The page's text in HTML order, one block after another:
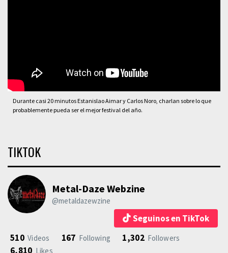
Durante casi 20 minutos Estanislao Aimar y Carlos Noro, charlan sobre lo que
probablemente pueda ser el mejor festival del año.
TIKTOK
Metal-Daze Webzine
@metaldazewzine
Seguinos en TikTok
510 Videos 167 Following 1,302 Followers
6,810 Likes